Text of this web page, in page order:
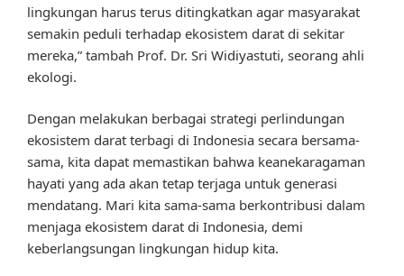
lingkungan harus terus ditingkatkan agar masyarakat
semakin peduli terhadap ekosistem darat di sekitar
mereka,” tambah Prof. Dr. Sri Widiyastuti, seorang ahli
ekologi.
Dengan melakukan berbagai strategi perlindungan
ekosistem darat terbagi di Indonesia secara bersama-
sama, kita dapat memastikan bahwa keanekaragaman
hayati yang ada akan tetap terjaga untuk generasi
mendatang. Mari kita sama-sama berkontribusi dalam
menjaga ekosistem darat di Indonesia, demi
keberlangsungan lingkungan hidup kita.